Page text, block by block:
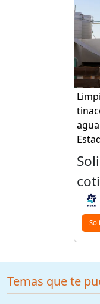
Temas que te